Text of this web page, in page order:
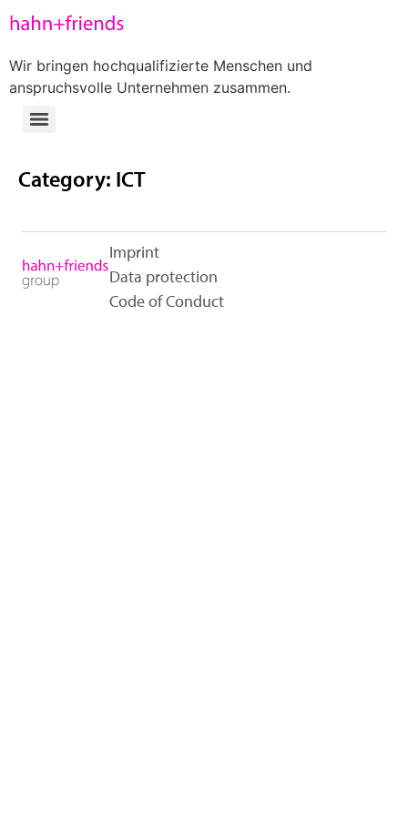
Wir bringen hochqualifizierte Menschen und
anspruchsvolle Unternehmen zusammen.
Category: ICT
Imprint
Data protection
Code of Conduct